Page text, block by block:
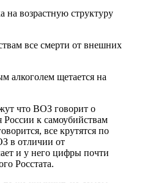
на возрастную структуру
все смерти от внешних
алкоголем щетается на
что ВОЗ говорит о
к самоубийствам
все крутятся по
в отличии от
и у него цифры почти
Росстата.